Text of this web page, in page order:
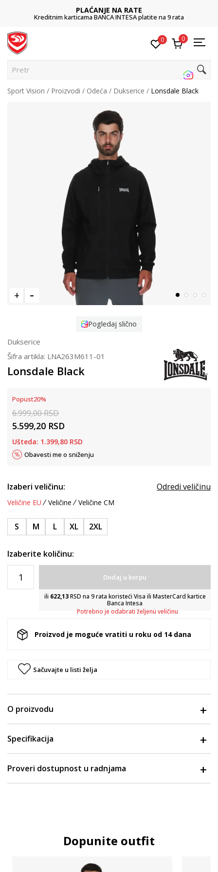
PLAĆANJE NA RATE
Kreditnim karticama BANCA INTESA platite na 9 rata
0 0
Pretraži
Sport Vision Proizvodi Odeća Dukserice Lonsdale Black
Pogledaj slično
Dukserice
Šifra artikla: LNA263M611-01
Lonsdale Black
Popust20%
6.999,00RSD
5.599,20 RSD
Ušteda: 1.399,80 RSD
Obavesti me o sniženju
Izaberi veličinu: Odredi veličinu
Veličine EU Veličine Veličine CM
S M L XL 2XL
Izaberite količinu:
Dodaj u korpu
ili 622,13RSD na 9 rata koristeći Visa ili MasterCard kartice
Banca Intesa
Potrebno je odabrati željenu veličinu
Proizvod je moguće vratiti u roku od 14 dana
Sačuvajte u listi želja
O proizvodu
Specifikacija
Proveri dostupnost u radnjama
Dopunite outfit